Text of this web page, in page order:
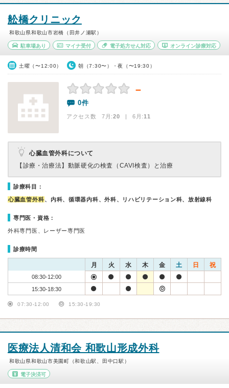
舩橋クリニック
和歌山県和歌山市岩橋（田井ノ瀬駅）
駐車場あり マイナ受付 電子処方せん対応 オンライン診療対応
土曜（〜12:00） 朝（7:30〜）・夜（〜19:30）
－
0件
アクセス数 7月:20 | 6月:11
心臓血管外科について
【診療・治療法】 動脈硬化の検査（CAVI検査）と治療
診療科目：
心臓血管外科、内科、循環器内科、外科、リハビリテーション科、放射線科
専門医・資格：
外科専門医、レーザー専門医
診療時間
月 火 水 木 金 土 日 祝
08:30-12:00
15:30-18:30
07:30-12:00 15:30-19:30
医療法人清和会 和歌山形成外科
和歌山県和歌山市美園町（和歌山駅、田中口駅）
電子決済可